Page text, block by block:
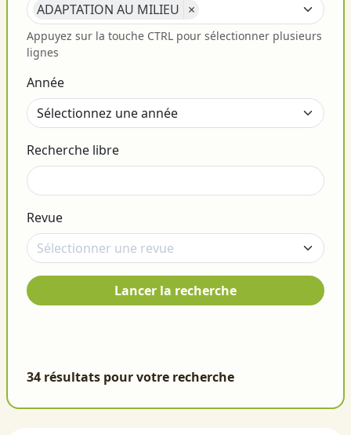
ADAPTATION AU MILIEU ×
Appuyez sur la touche CTRL pour sélectionner plusieurs
lignes
Année
Recherche libre
Revue
Lancer la recherche
34 résultats pour votre recherche